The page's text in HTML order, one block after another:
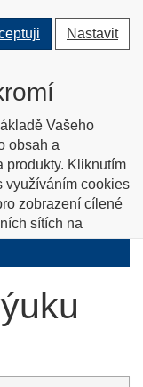
Nastavit
Vašeho
obsah a
produkty. Kliknutím
využíváním cookies
zobrazení cílené
sítích na
Přepnout
uživatele
Přepnout
vyhledávání
Katalog zboží